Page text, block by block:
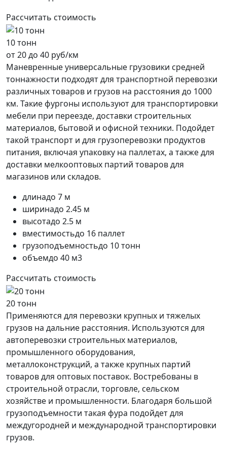
Рассчитать стоимость
10 тонн
от 20 до 40 руб/км
Маневренные универсальные грузовики средней
тоннажности подходят для транспортной перевозки
различных товаров и грузов на расстояния до 1000
км. Такие фургоны используют для транспортировки
мебели при переезде, доставки строительных
материалов, бытовой и офисной техники. Подойдет
такой транспорт и для грузоперевозки продуктов
питания, включая упаковку на паллетах, а также для
доставки мелкооптовых партий товаров для
магазинов или складов.
длинадо 7 м
ширинадо 2.45 м
высотадо 2.5 м
вместимостьдо 16 паллет
грузоподъемностьдо 10 тонн
объемдо 40 м3
Рассчитать стоимость
20 тонн
Применяются для перевозки крупных и тяжелых
грузов на дальние расстояния. Используются для
автоперевозки строительных материалов,
промышленного оборудования,
металлоконструкций, а также крупных партий
товаров для оптовых поставок. Востребованы в
строительной отрасли, торговле, сельском
хозяйстве и промышленности. Благодаря большой
грузоподъемности такая фура подойдет для
междугородней и международной транспортировки
грузов.